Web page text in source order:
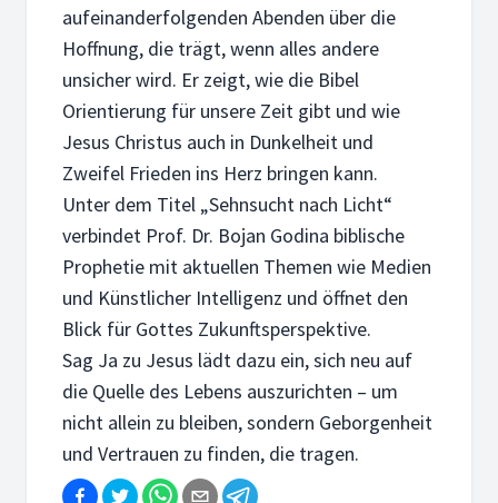
aufeinanderfolgenden Abenden über die
Hoffnung, die trägt, wenn alles andere
unsicher wird. Er zeigt, wie die Bibel
Orientierung für unsere Zeit gibt und wie
Jesus Christus auch in Dunkelheit und
Zweifel Frieden ins Herz bringen kann.
Unter dem Titel „Sehnsucht nach Licht“
verbindet Prof. Dr. Bojan Godina biblische
Prophetie mit aktuellen Themen wie Medien
und Künstlicher Intelligenz und öffnet den
Blick für Gottes Zukunftsperspektive.
Sag Ja zu Jesus lädt dazu ein, sich neu auf
die Quelle des Lebens auszurichten – um
nicht allein zu bleiben, sondern Geborgenheit
und Vertrauen zu finden, die tragen.